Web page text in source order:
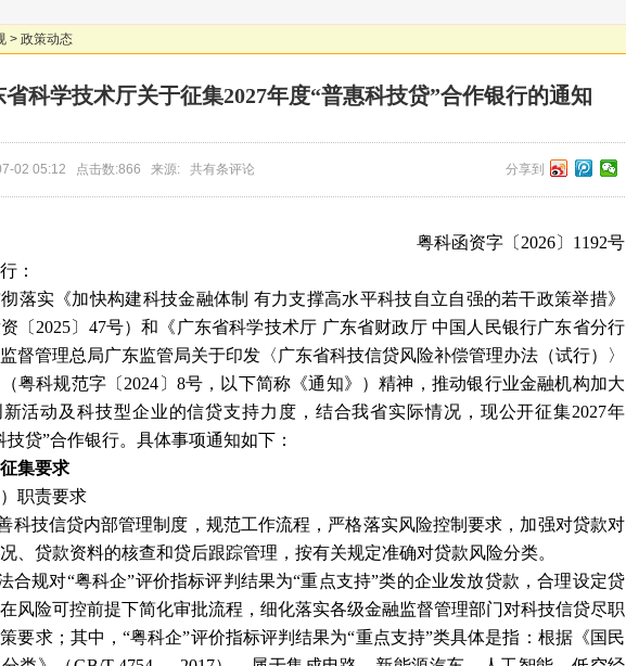
> 政策动态
省科学技术厅关于征集2027年度“普惠科技贷”合作银行的通知
02 05:12 点击数:866 来源: 共有条评论 分享到
粤科函资字〔2026〕1192号
：
实《加快构建科技金融体制 有力支撑高水平科技自立自强的若干政策举措》
资〔2025〕47号）和《广东省科学技术厅 广东省财政厅 中国人民银行广东省分行
督管理总局广东监管局关于印发〈广东省科技信贷风险补偿管理办法（试行）〉
粤科规范字〔2024〕8号，以下简称《通知》）精神，推动银行业金融机构加大
活动及科技型企业的信贷支持力度，结合我省实际情况，现公开征集2027年
技贷”合作银行。具体事项通知如下：
集要求
责要求
技信贷内部管理制度，规范工作流程，严格落实风险控制要求，加强对贷款对
、贷款资料的核查和贷后跟踪管理，按有关规定准确对贷款风险分类。
规对“粤科企”评价指标评判结果为“重点支持”类的企业发放贷款，合理设定贷
风险可控前提下简化审批流程，细化落实各级金融监督管理部门对科技信贷尽职
要求；其中，“粤科企”评价指标评判结果为“重点支持”类具体是指：根据《国民